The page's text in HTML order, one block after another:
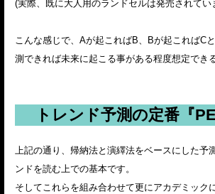
(実際、既に大人用のランドセルは発売されてい
こんな感じで、Aが起こればB、Bが起こればC
測できれば未来に起こる事がある程度想定でき
トレンド予測の定番『
上記の通り、帰納法と演繹法をベースにした予
ンドを読む上での基本です。
そしてこれらを組み合わせて更にアカデミック